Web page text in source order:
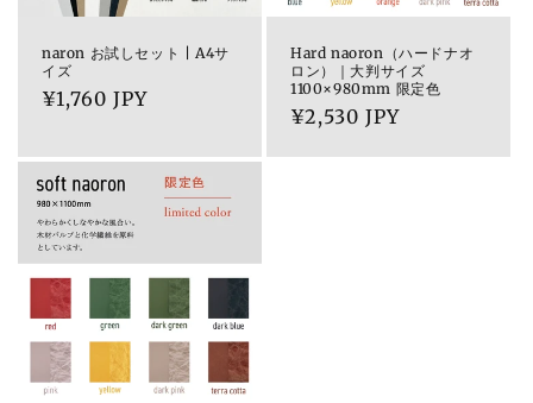
naron お試しセット | A4サ
イズ
通
格
¥1,760 JPY
Hard naoron（ハードナオ
ロン）｜大判サイズ
1100×980mm 限定色
通
¥2,530 JPY